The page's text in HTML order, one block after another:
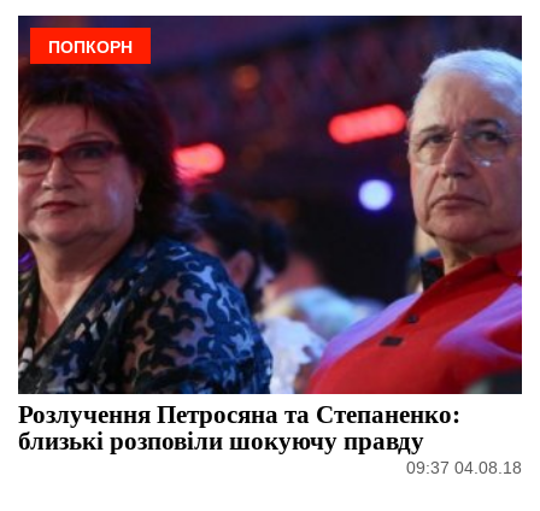
ПОПКОРН
Розлучення Петросяна та Степаненко:
близькі розповіли шокуючу правду
09:37 04.08.18